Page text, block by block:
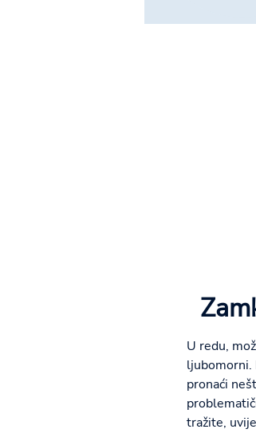
U redu,
ljubomorni.
pronaći
tražite,